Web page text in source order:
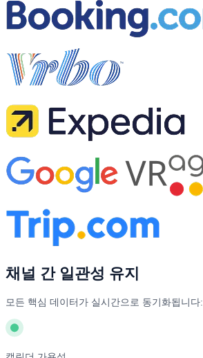
채널 간 일관성 유지
모든 핵심 데이터가 실시간으로 동기화됩니다: